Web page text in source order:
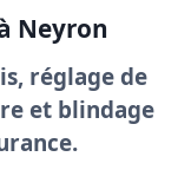
Neyron
réglage de
et blindage